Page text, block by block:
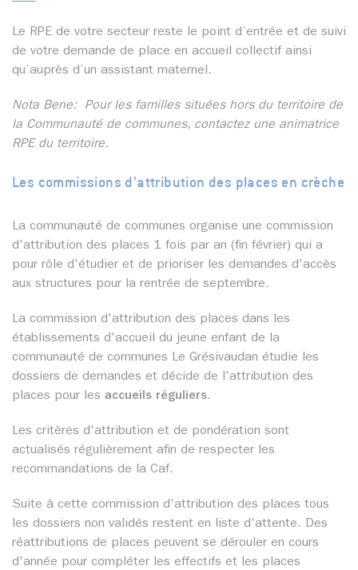
Le RPE de votre secteur reste le point d’entrée et de suivi
de votre demande de place en accueil collectif ainsi
qu’auprès d’un assistant maternel.
Nota Bene: Pour les familles situées hors du territoire de
la Communauté de communes, contactez une animatrice
RPE du territoire.
Les commissions d’attribution des places en crèche
La communauté de communes organise une commission
d'attribution des places 1 fois par an (fin février) qui a
pour rôle d'étudier et de prioriser les demandes d'accès
aux structures pour la rentrée de septembre.
La commission d'attribution des places dans les
établissements d'accueil du jeune enfant de la
communauté de communes Le Grésivaudan étudie les
dossiers de demandes et décide de l'attribution des
places pour les accueils réguliers.
Les critères d'attribution et de pondération sont
actualisés régulièrement afin de respecter les
recommandations de la Caf.
Suite à cette commission d'attribution des places tous
les dossiers non validés restent en liste d'attente. Des
réattributions de places peuvent se dérouler en cours
d'année pour compléter les effectifs et les places